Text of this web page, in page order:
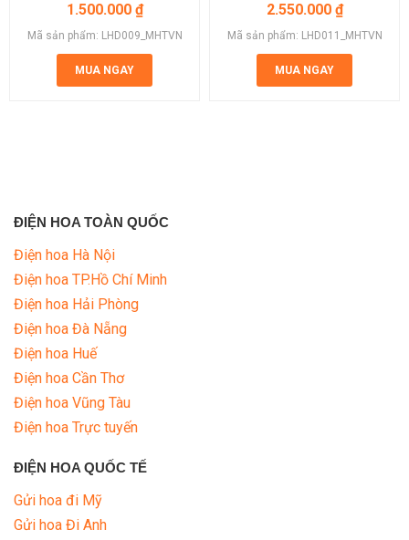
1.500.000 ₫
Mã sản phẩm: LHD009_MHTVN
MUA NGAY
2.550.000 ₫
Mã sản phẩm: LHD011_MHTVN
MUA NGAY
ĐIỆN HOA TOÀN QUỐC
Điện hoa Hà Nội
Điện hoa TP.Hồ Chí Minh
Điện hoa Hải Phòng
Điện hoa Đà Nẵng
Điện hoa Huế
Điện hoa Cần Thơ
Điện hoa Vũng Tàu
Điện hoa Trực tuyến
ĐIỆN HOA QUỐC TẾ
Gửi hoa đi Mỹ
Gửi hoa Đi Anh